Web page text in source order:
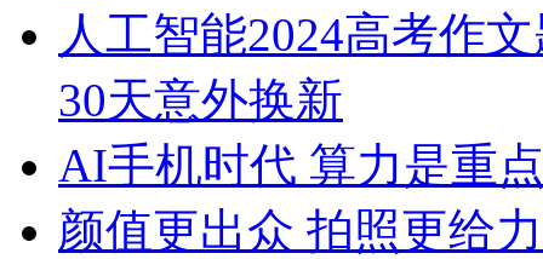
人工智能2024高考作
30天意外换新
AI手机时代 算力是重
颜值更出众 拍照更给